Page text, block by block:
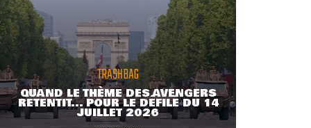
TRASHBAG
QUAND LE THÈME DES AVENGERS
RETENTIT... POUR LE DÉFILÉ DU 14
JUILLET 2026